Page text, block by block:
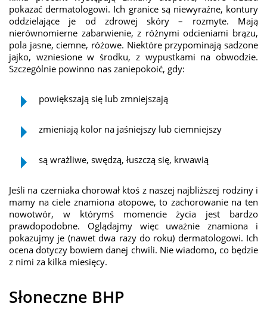
pokazać dermatologowi. Ich granice są niewyraźne, kontury
oddzielające je od zdrowej skóry – rozmyte. Mają
nierównomierne zabarwienie, z różnymi odcieniami brązu,
pola jasne, ciemne, różowe. Niektóre przypominają sadzone
jajko, wzniesione w środku, z wypustkami na obwodzie.
Szczególnie powinno nas zaniepokoić, gdy:
powiększają się lub zmniejszają
zmieniają kolor na jaśniejszy lub ciemniejszy
są wrażliwe, swędzą, łuszczą się, krwawią
Jeśli na czerniaka chorował ktoś z naszej najbliższej rodziny i
mamy na ciele znamiona atopowe, to zachorowanie na ten
nowotwór, w którymś momencie życia jest bardzo
prawdopodobne. Oglądajmy więc uważnie znamiona i
pokazujmy je (nawet dwa razy do roku) dermatologowi. Ich
ocena dotyczy bowiem danej chwili. Nie wiadomo, co będzie
z nimi za kilka miesięcy.
Słoneczne BHP